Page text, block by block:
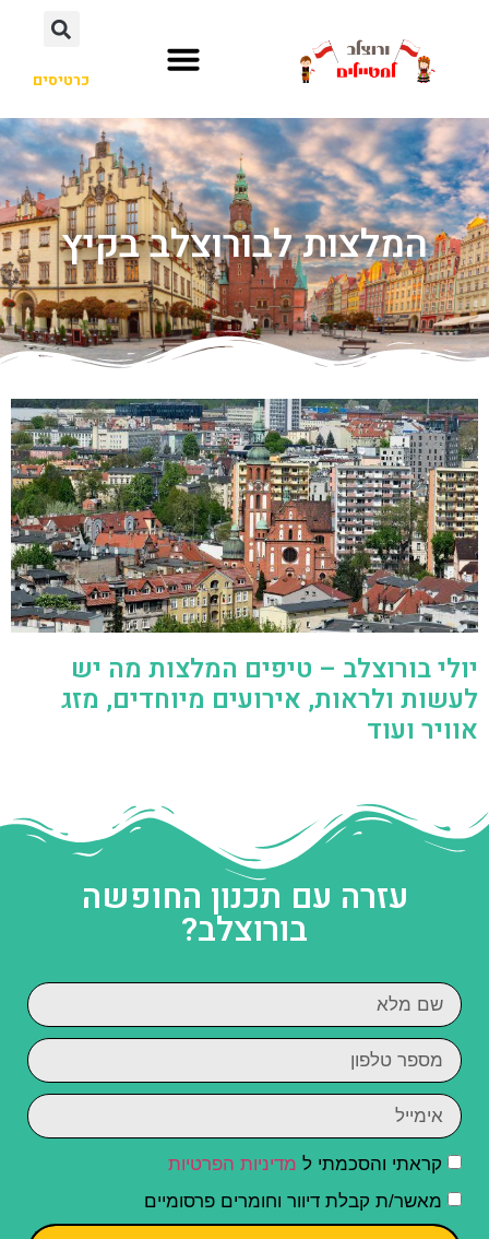
כרטיסים
המלצות לבורוצלב בקיץ
יולי בורוצלב – טיפים המלצות מה יש
לעשות ולראות, אירועים מיוחדים, מזג
אוויר ועוד
עזרה עם תכנון החופשה
בורוצלב?
קראתי והסכמתי ל מדיניות הפרטיות
מאשר/ת קבלת דיוור וחומרים פרסומיים